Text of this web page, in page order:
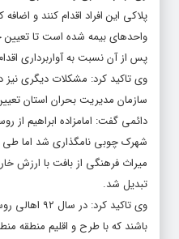
پلاکی این افراد اقدام کنند و
واحدهای بیمه شده است تا
پس از آن نسبت به آواربرداری
وی تاکید کرد: مشکلات دیگری نیز
سازمان مدیریت بحران استان
دائمی گفت: امامزاده ابراهیم از
شهرک چوبی نامگذاری شد اما طی
میراث فرهنگی از بافت با ارزش
تبدیل شد.
وی تاکید
باشند که با طرح و اقلیم منطقه